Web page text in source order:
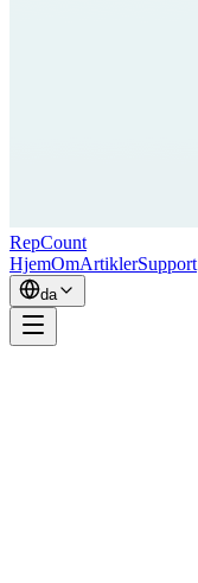
RepCount
HjemOmArtiklerSupport
da